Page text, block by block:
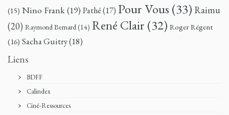
(15) Nino Frank(19) Pathé(17) Pour Vous (33) Raimu
(20) Raymond Bernard(14) René Clair (32) Roger Régent
(16) Sacha Guitry(18)
Liens
BDFF
Calindex
Ciné-Ressources